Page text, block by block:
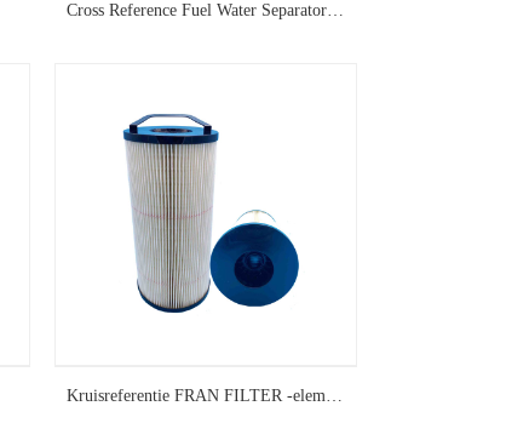
Cross Reference Fuel Water Separator FS19917
Kruisreferentie FRAN FILTER -element FS20203